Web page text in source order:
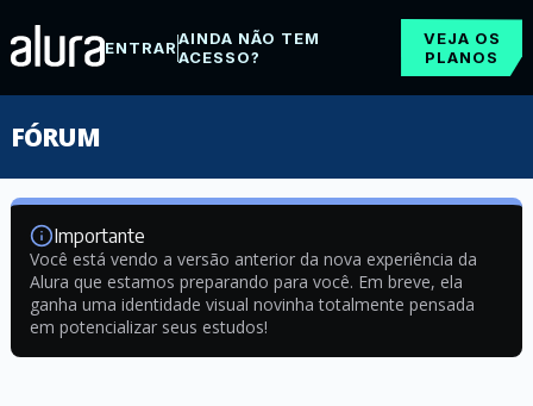
ENTRARAINDA NÃO TEM
ACESSO?
VEJA OS
PLANOS
FÓRUM
Importante
Você está vendo a versão anterior da nova experiência da
Alura que estamos preparando para você. Em breve, ela
ganha uma identidade visual novinha totalmente pensada
em potencializar seus estudos!